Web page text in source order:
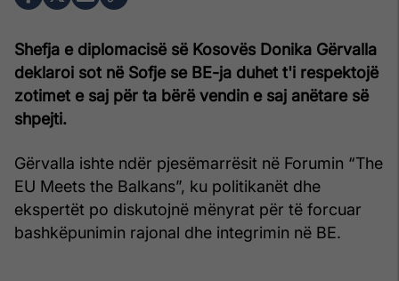
Shefja e diplomacisë së Kosovës Donika Gërvalla
deklaroi sot në Sofje se BE-ja duhet t'i respektojë
zotimet e saj për ta bërë vendin e saj anëtare së
shpejti.
Gërvalla ishte ndër pjesëmarrësit në Forumin “The
EU Meets the Balkans”, ku politikanët dhe
ekspertët po diskutojnë mënyrat për të forcuar
bashkëpunimin rajonal dhe integrimin në BE.